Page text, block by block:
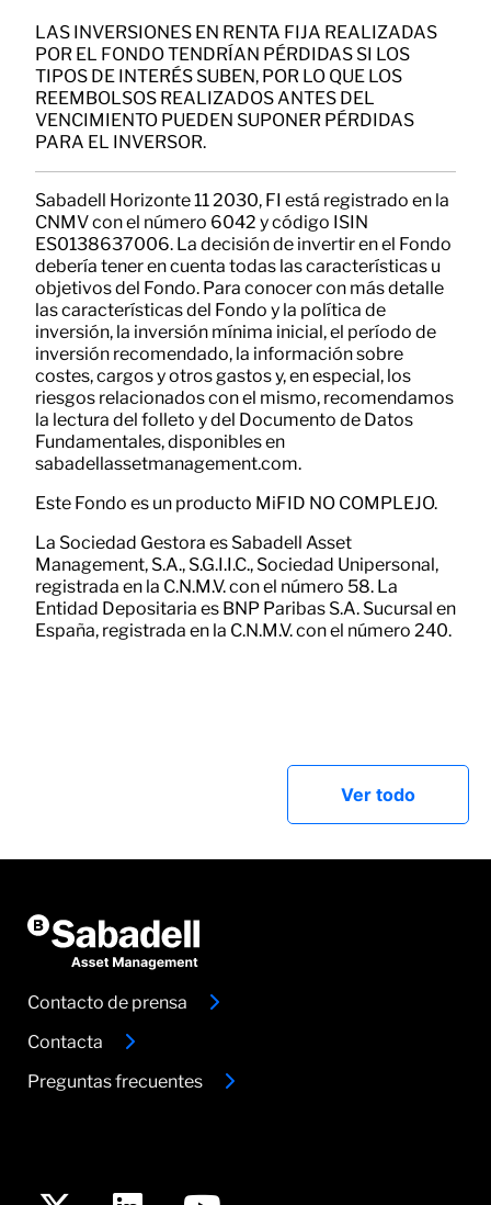
LAS INVERSIONES EN RENTA FIJA REALIZADAS
POR EL FONDO TENDRÍAN PÉRDIDAS SI LOS
TIPOS DE INTERÉS SUBEN, POR LO QUE LOS
REEMBOLSOS REALIZADOS ANTES DEL
VENCIMIENTO PUEDEN SUPONER PÉRDIDAS
PARA EL INVERSOR.
Sabadell Horizonte 11 2030, FI está registrado en la
CNMV con el número 6042 y código ISIN
ES0138637006. La decisión de invertir en el Fondo
debería tener en cuenta todas las características u
objetivos del Fondo. Para conocer con más detalle
las características del Fondo y la política de
inversión, la inversión mínima inicial, el período de
inversión recomendado, la información sobre
costes, cargos y otros gastos y, en especial, los
riesgos relacionados con el mismo, recomendamos
la lectura del folleto y del Documento de Datos
Fundamentales, disponibles en
sabadellassetmanagement.com.
Este Fondo es un producto MiFID NO COMPLEJO.
La Sociedad Gestora es Sabadell Asset
Management, S.A., S.G.I.I.C., Sociedad Unipersonal,
registrada en la C.N.M.V. con el número 58. La
Entidad Depositaria es BNP Paribas S.A. Sucursal en
España, registrada en la C.N.M.V. con el número 240.
Ver todo
Contacto de prensa
Contacta
Preguntas frecuentes